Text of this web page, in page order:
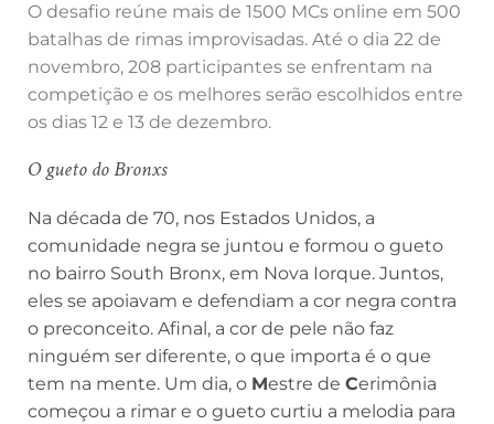
O desafio reúne mais de 1500 MCs online em 500
batalhas de rimas improvisadas. Até o dia 22 de
novembro, 208 participantes se enfrentam na
competição e os melhores serão escolhidos entre
os dias 12 e 13 de dezembro.
O gueto do Bronxs
Na década de 70, nos Estados Unidos, a
comunidade negra se juntou e formou o gueto
no bairro South Bronx, em Nova Iorque. Juntos,
eles se apoiavam e defendiam a cor negra contra
o preconceito. Afinal, a cor de pele não faz
ninguém ser diferente, o que importa é o que
tem na mente. Um dia, o Mestre de Cerimônia
começou a rimar e o gueto curtiu a melodia para